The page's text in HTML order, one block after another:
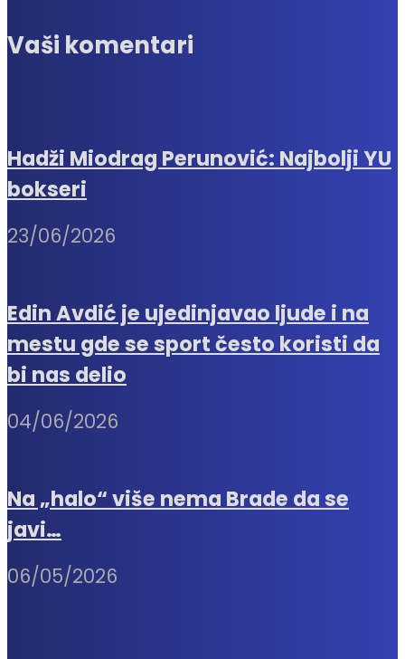
Vaši komentari
Hadži Miodrag Perunović: Najbolji YU
bokseri
23/06/2026
Edin Avdić je ujedinjavao ljude i na
mestu gde se sport često koristi da
bi nas delio
04/06/2026
Na „halo“ više nema Brade da se
javi…
06/05/2026